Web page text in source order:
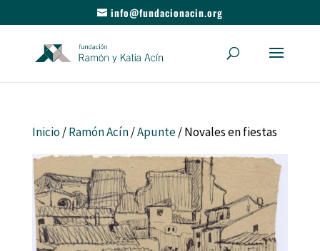
info@fundacionacin.org
Inicio/Ramón Acín/Apunte/ Novales en fiestas